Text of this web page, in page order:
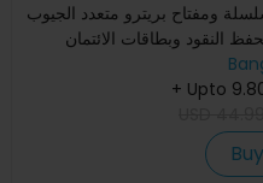
ومفتاح بريترو متعدد الجيوب
النقود وبطاقات الائتمان
+ Upto